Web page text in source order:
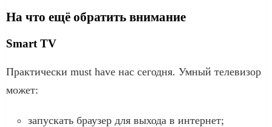
На что ещё обратить внимание
Smart TV
Практически must have нас сегодня. Умный телевизор
может:
запускать браузер для выхода в интернет;